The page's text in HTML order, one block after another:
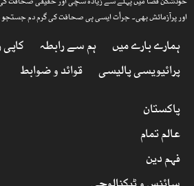
اور پرآزمائش بھی۔ جرأت ایسی ہی صحافت کی گرم دم
ہمارے بارے میں ہم سے رابطہ
پرائیویسی پالیسی
قوائد و ضوابط
پاکستان
عالم تمام
فہم دین